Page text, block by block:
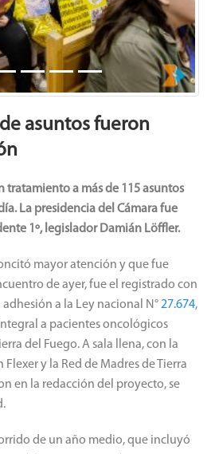
asuntos fueron
tratamiento a más de 115 asuntos
La presidencia del Cámara fue
1º, legislador Damián Löffler.
mayor atención y que fue
de ayer, fue el registrado con
adhesión a la Ley nacional N°27.674,
a pacientes oncológicos
del Fuego. A sala llena, con la
y la Red de Madres de Tierra
en la redacción del proyecto, se
de un año medio, que incluyó